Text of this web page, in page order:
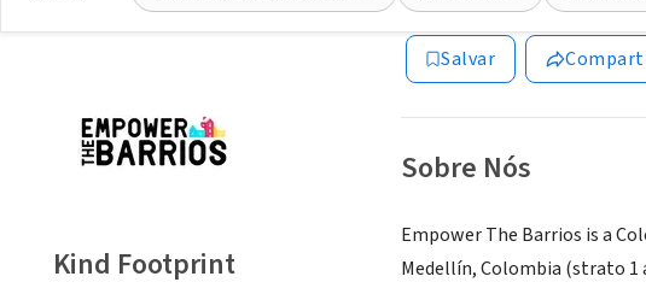
habilidades
ou
interesses
Salvar
Sobre Nós
Empower The Barrios is a
Medellín, Colombia (strato
Kind Footprint